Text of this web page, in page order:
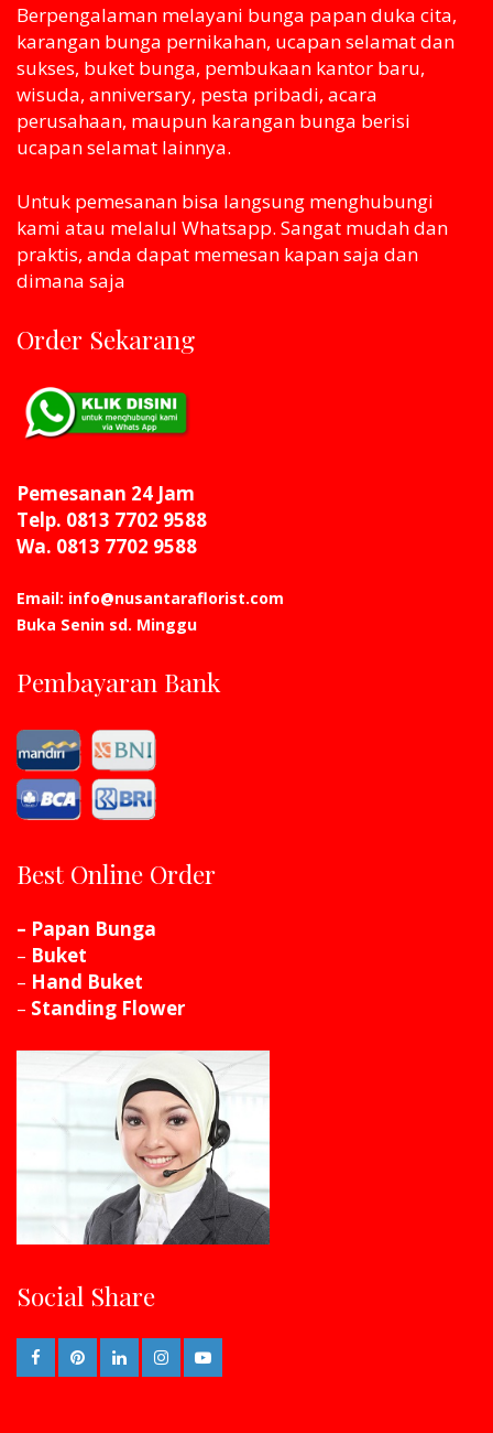
Berpengalaman melayani bunga papan duka cita,
karangan bunga pernikahan, ucapan selamat dan
sukses, buket bunga, pembukaan kantor baru,
wisuda, anniversary, pesta pribadi, acara
perusahaan, maupun karangan bunga berisi
ucapan selamat lainnya.
Untuk pemesanan bisa langsung menghubungi
kami atau melaluI Whatsapp. Sangat mudah dan
praktis, anda dapat memesan kapan saja dan
dimana saja
Order Sekarang
Pemesanan 24 Jam
Telp. 0813 7702 9588
Wa. 0813 7702 9588
Email: info@nusantaraflorist.com
Buka Senin sd. Minggu
Pembayaran Bank
Best Online Order
– Papan Bunga
– Buket
– Hand Buket
– Standing Flower
Social Share